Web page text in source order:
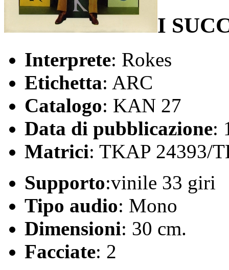
I
Interprete: Rokes
Etichetta: ARC
Catalogo: KAN 27
Data di pubblicazione:
Matrici: TKAP 24393/
Supporto:vinile 33 giri
Tipo audio: Mono
Dimensioni: 30 cm.
Facciate: 2